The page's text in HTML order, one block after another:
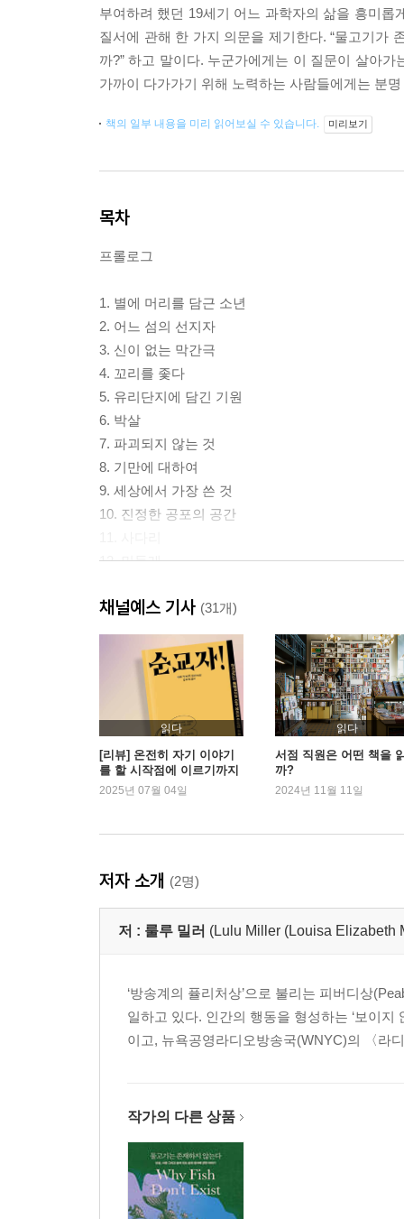
부여하려 했던 19세기 어느 과학자의 삶을 흥미
질서에 관해 한 가지 의문을 제기한다. “물고기가
까?” 하고 말이다. 누군가에게는 이 질문이 살아
가까이 다가가기 위해 노력하는 사람들에게는 분
책의 일부 내용을 미리 읽어보실 수 있습니다. 미리보기
목차
프롤로그
1. 별에 머리를 담근 소년
2. 어느 섬의 선지자
3. 신이 없는 막간극
4. 꼬리를 좇다
5. 유리단지에 담긴 기원
6. 박살
7. 파괴되지 않는 것
8. 기만에 대하여
9. 세상에서 가장 쓴 것
10. 진정한 공포의 공간
12. 민들레
에필로그
삽화에 관한 몇 마디
변화에 관한 몇 마디
감사의 말
주석
채널예스 기사 (31개)
읽다
[리뷰] 온전히 자기 이야기
를 할 시작점에 이르기까지
2025년 07월 04일
읽다
서점 직원은 어떤 책을
까?
2024년 11월 11일
저자 소개 (2명)
저 : 룰루 밀러 (Lulu Miller (Louisa Elizabeth
‘방송계의 퓰리처상’으로 불리는 피버디상
일하고 있다. 인간의 행동을 형성하는 ‘보이
이고, 뉴욕공영라디오방송국(WNYC)의 〈라
작가의 다른 상품